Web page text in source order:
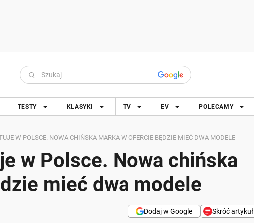
TESTY KLASYKI TV EV POLECAMY
W POLSCE. NOWA CHIŃSKA MARKA W OFERCIE BĘDZIE MIEĆ DWA MODELE
w Polsce. Nowa chińska
mieć dwa modele
Skróć artykuł
Dodaj w Google